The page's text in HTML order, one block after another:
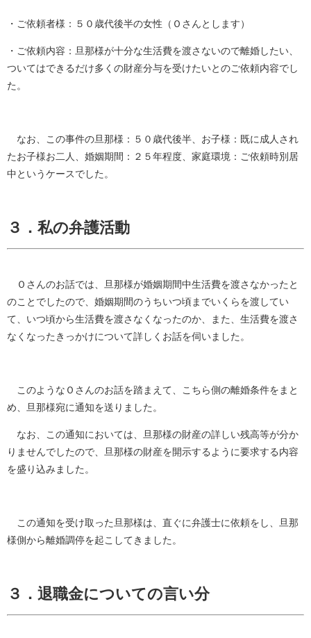
・ご依頼者様：５０歳代後半の女性（Ｏさんとします）
・ご依頼内容：旦那様が十分な生活費を渡さないので離婚したい、
ついてはできるだけ多くの財産分与を受けたいとのご依頼内容でし
た。
なお、この事件の旦那様：５０歳代後半、お子様：既に成人され
たお子様お二人、婚姻期間：２５年程度、家庭環境：ご依頼時別居
中というケースでした。
３．私の弁護活動
Ｏさんのお話では、旦那様が婚姻期間中生活費を渡さなかったと
のことでしたので、婚姻期間のうちいつ頃までいくらを渡してい
て、いつ頃から生活費を渡さなくなったのか、また、生活費を渡さ
なくなったきっかけについて詳しくお話を伺いました。
このようなＯさんのお話を踏まえて、こちら側の離婚条件をまと
め、旦那様宛に通知を送りました。
なお、この通知においては、旦那様の財産の詳しい残高等が分か
りませんでしたので、旦那様の財産を開示するように要求する内容
を盛り込みました。
この通知を受け取った旦那様は、直ぐに弁護士に依頼をし、旦那
様側から離婚調停を起こしてきました。
３．退職金についての言い分